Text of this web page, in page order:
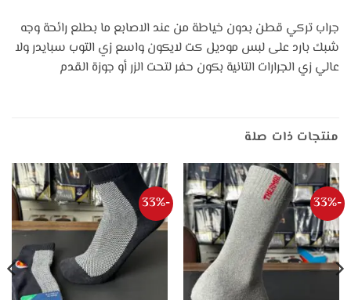
جراب تركي قطن بدون خياطة من عند الاصابع ما بطلع رائحة وجه
شبك بارد على لبس موديل كت لايكون واسع زي التوب سبايدر ولا
عالي زي الجرارات التانية بكون حفر لتحت الزر أو جوزة القدم
منتجات ذات صلة
-33%
-33%